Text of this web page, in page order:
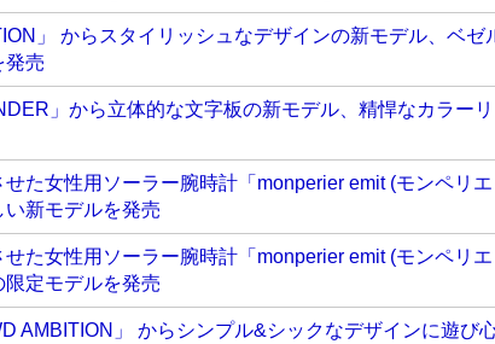
」 からスタイリッシュなデザインの新モデル、ベゼ
発売
」から立体的な文字板の新モデル、精悍なカラー
た女性用ソーラー腕時計「monperier emit (モンペリ
新モデルを発売
た女性用ソーラー腕時計「monperier emit (モンペリ
定モデルを発売
AMBITION」 からシンプル&シックなデザインに遊び